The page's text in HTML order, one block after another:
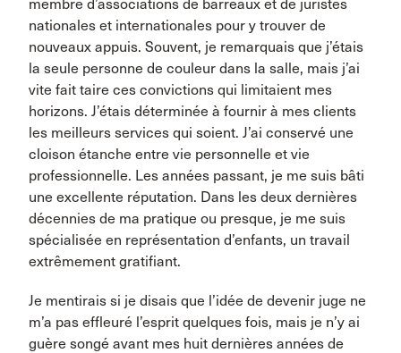
membre d’associations de barreaux et de juristes
nationales et internationales pour y trouver de
nouveaux appuis. Souvent, je remarquais que j’étais
la seule personne de couleur dans la salle, mais j’ai
vite fait taire ces convictions qui limitaient mes
horizons. J’étais déterminée à fournir à mes clients
les meilleurs services qui soient. J’ai conservé une
cloison étanche entre vie personnelle et vie
professionnelle. Les années passant, je me suis bâti
une excellente réputation. Dans les deux dernières
décennies de ma pratique ou presque, je me suis
spécialisée en représentation d’enfants, un travail
extrêmement gratifiant.
Je mentirais si je disais que l’idée de devenir juge ne
m’a pas effleuré l’esprit quelques fois, mais je n’y ai
guère songé avant mes huit dernières années de